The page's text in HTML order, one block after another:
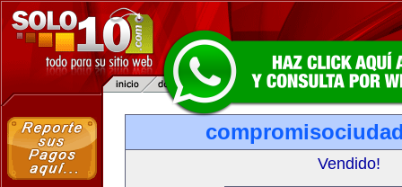
Vendido!